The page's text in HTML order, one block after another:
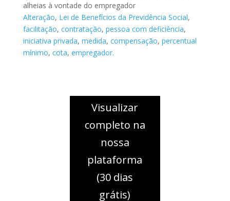
alheias à vontade do empregador
Alteração, Lei de Benefícios da Previdência Social,
facilitação, contratação, pessoa com deficiência,
iniciativa privada, medida, compensação, percentual
mínimo, cota, empregador.
Visualizar
completo na
nossa
plataforma
(30 dias
grátis)